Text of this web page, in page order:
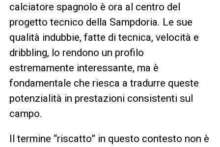
calciatore spagnolo è ora al centro del
progetto tecnico della Sampdoria. Le sue
qualità indubbie, fatte di tecnica, velocità e
dribbling, lo rendono un profilo
estremamente interessante, ma è
fondamentale che riesca a tradurre queste
potenzialità in prestazioni consistenti sul
campo.
Il termine “riscatto” in questo contesto non è